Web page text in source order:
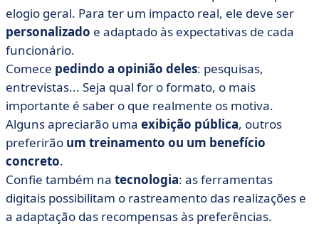
elogio geral. Para ter um impacto real, ele deve ser
personalizado e adaptado às expectativas de cada
funcionário.
Comece pedindo a opinião deles: pesquisas,
entrevistas... Seja qual for o formato, o mais
importante é saber o que realmente os motiva.
Alguns apreciarão uma exibição pública, outros
preferirão um treinamento ou um benefício
concreto.
Confie também na tecnologia: as ferramentas
digitais possibilitam o rastreamento das realizações e
a adaptação das recompensas às preferências.